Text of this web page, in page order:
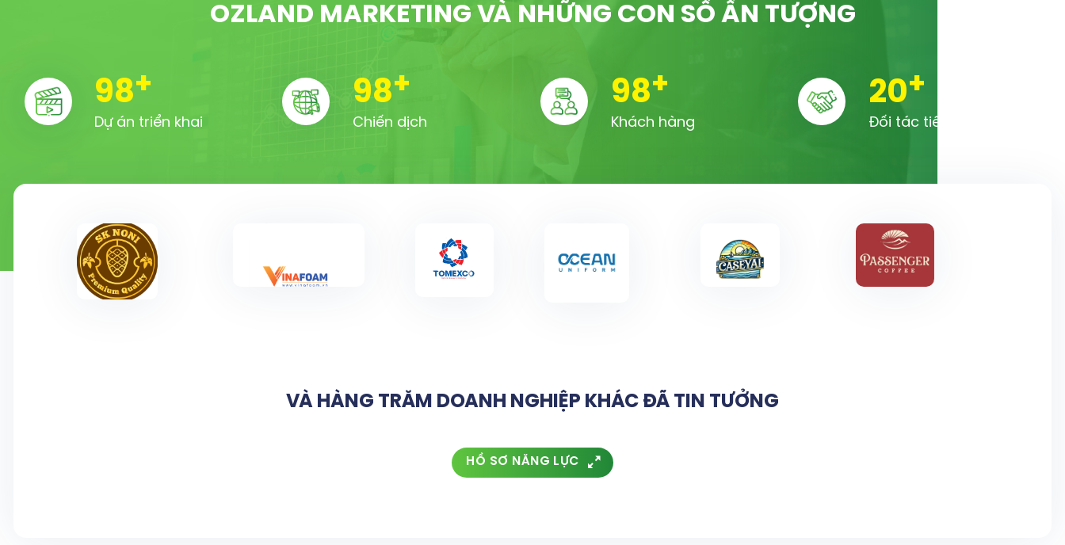
OZLAND MARKETING VÀ NHỮNG CON SỐ ẤN TƯỢNG
100+
Dự án triển khai
100+
Chiến dịch
100+
Khách hàng
20+
Đối tác tiêu biểu
VÀ HÀNG TRĂM DOANH NGHIỆP KHÁC ĐÃ TIN TƯỞNG
HỒ SƠ NĂNG LỰC